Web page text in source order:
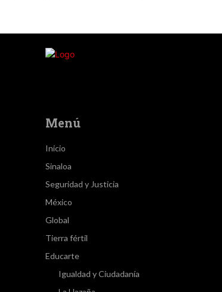
Menú
Inicio
Sinaloa
Seguridad y Justicia
México
Global
Tierra fértil
Educarte
Igualdad y Ciudadanía